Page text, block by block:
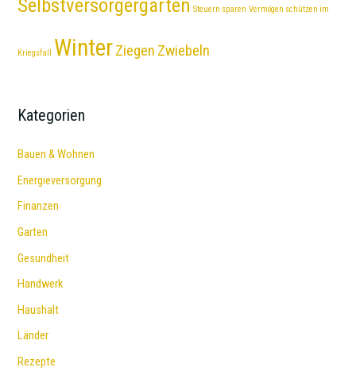
Selbstversorgergarten Steuern sparen Vermögen schützen im
Kriegsfall WinterZiegen Zwiebeln
Kategorien
Bauen & Wohnen
Energieversorgung
Finanzen
Garten
Gesundheit
Handwerk
Haushalt
Länder
Rezepte